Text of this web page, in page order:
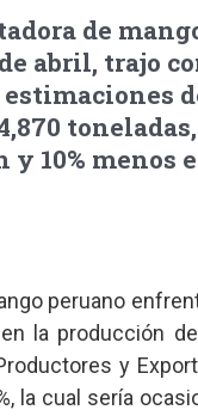
de
abril, trajo
estimaciones
10% menos
peruano
la producción
y
la cual sería